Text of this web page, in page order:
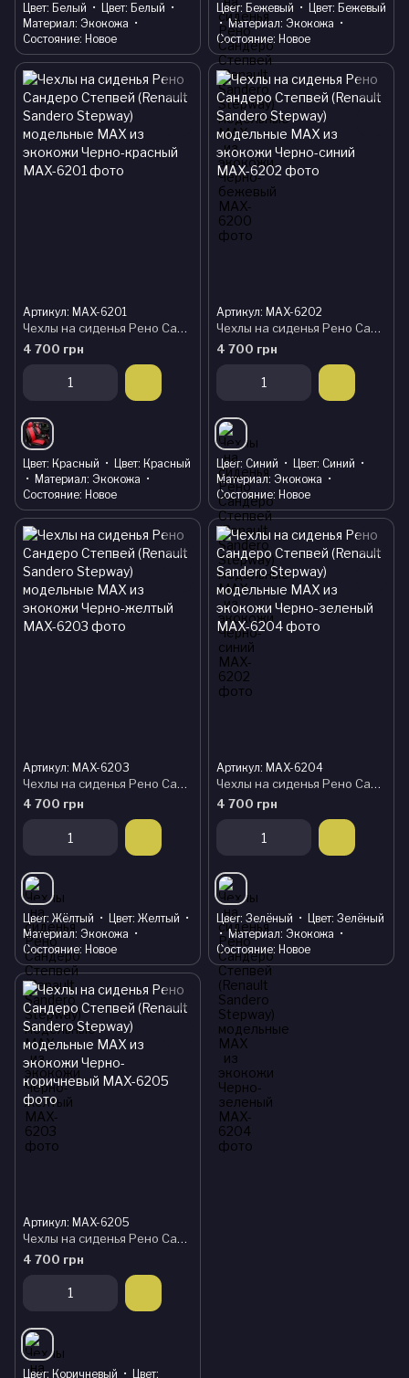
Цвет Белый Цвет Белый
Материал Экокожа
Состояние Новое
Цвет Бежевый Цвет Бежевый
Материал Экокожа
Состояние Новое
Артикул: MAX-6201
Чехлы на сиденья Рено Сандеро Степвей (Renault Sandero Stepway) модельные MAX из экокожи Черно-красный
4 700 грн
Цвет Красный Цвет Красный
Материал Экокожа
Состояние Новое
Артикул: MAX-6202
Чехлы на сиденья Рено Сандеро Степвей (Renault Sandero Stepway) модельные MAX из экокожи Черно-синий
4 700 грн
Цвет Синий Цвет Синий
Материал Экокожа
Состояние Новое
Артикул: MAX-6203
Чехлы на сиденья Рено Сандеро Степвей (Renault Sandero Stepway) модельные MAX из экокожи Черно-желтый
4 700 грн
Цвет Жёлтый Цвет Желтый
Материал Экокожа
Состояние Новое
Артикул: MAX-6204
Чехлы на сиденья Рено Сандеро Степвей (Renault Sandero Stepway) модельные MAX из экокожи Черно-зеленый
4 700 грн
Цвет Зелёный Цвет Зелёный
Материал Экокожа
Состояние Новое
Артикул: MAX-6205
Чехлы на сиденья Рено Сандеро Степвей (Renault Sandero Stepway) модельные MAX из экокожи Черно-коричневый
4 700 грн
Цвет Коричневый Цвет